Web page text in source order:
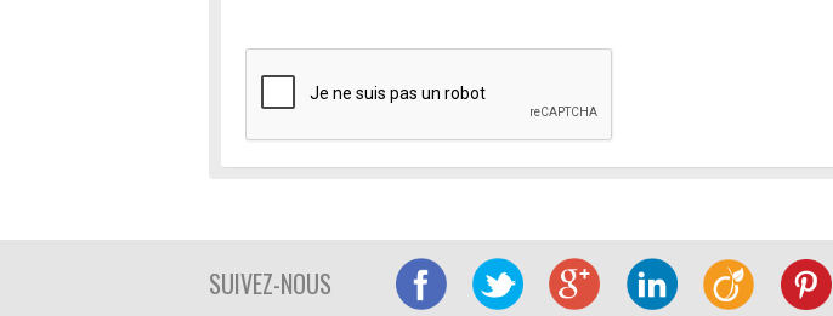
SUIVEZ-NOUS